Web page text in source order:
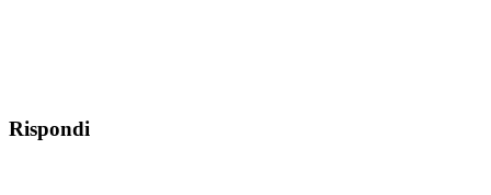
Rispondi